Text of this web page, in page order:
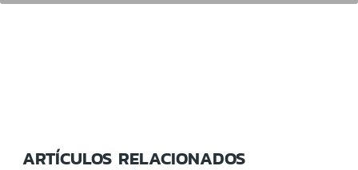
ARTÍCULOS RELACIONADOS